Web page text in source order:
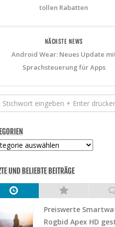
tollen Rabatten
NÄCHSTE NEWS
Android Wear: Neues Update
Sprachsteuerung für Apps
UND BELIEBTE BEITRÄGE
Preiswerte
Rogbid Apex HD